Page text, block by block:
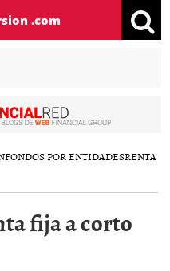
.com
FONDOS POR ENTIDADESRENTA
fija a corto